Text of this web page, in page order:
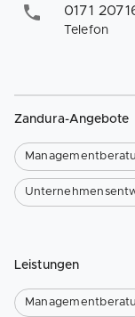
0171
Telefon
Zandura-Angebote
Leistungen